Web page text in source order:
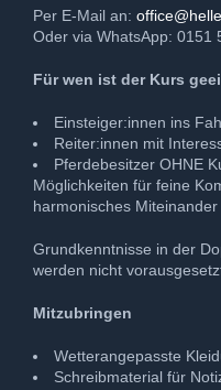
Per E-Mail an:
Oder via WhatsApp: 0151
Für wen ist der Kurs
Einsteiger:innen ins
Reiter:innen mit
Pferdebesitzer OHNE
Möglichkeiten für feine
harmonisches Miteinander
Grundkenntnisse in der
werden nicht
Mitzubringen
Wetterangepasste
Schreibmaterial für